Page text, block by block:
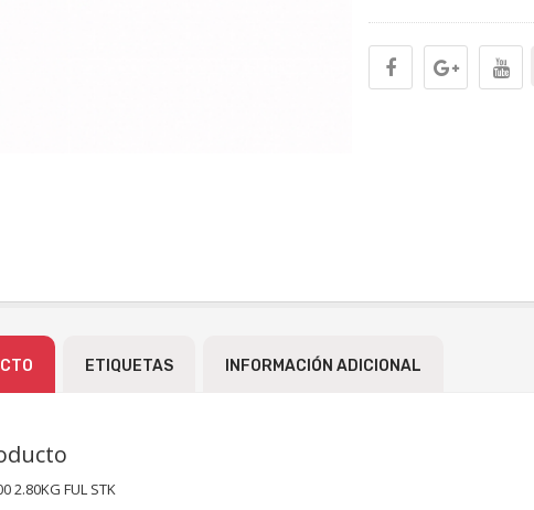
ETIQUETAS INFORMACIÓN ADICIONAL
2.80KG FUL STK